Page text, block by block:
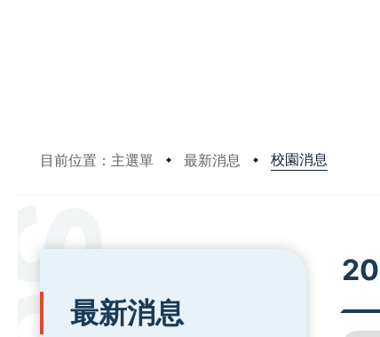
目前位置：主選單 最新消息 校園消息
:::
:::
最新消息